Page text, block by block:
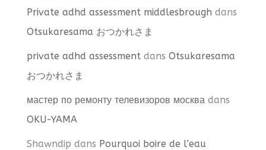
Private adhd assessment middlesbrough dans
Otsukaresama おつかれさま
private adhd assessmentdans Otsukaresama
おつかれさま
мастер по ремонту телевизоров москваdans
OKU-YAMA
Shawndip dans Pourquoi boire de l’eau